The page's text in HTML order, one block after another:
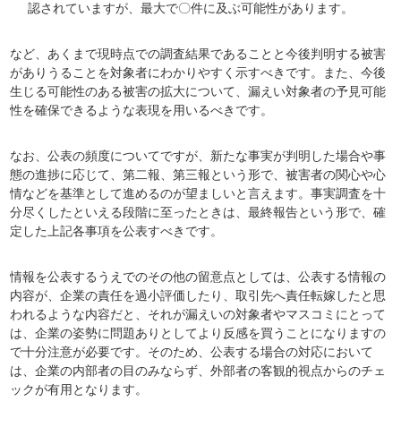
認されていますが、最大で〇件に及ぶ可能性があります。
など、あくまで現時点での調査結果であることと今後判明する被害
がありうることを対象者にわかりやすく示すべきです。また、今後
生じる可能性のある被害の拡大について、漏えい対象者の予見可能
性を確保できるような表現を用いるべきです。
なお、公表の頻度についてですが、新たな事実が判明した場合や事
態の進捗に応じて、第二報、第三報という形で、被害者の関心や心
情などを基準として進めるのが望ましいと言えます。事実調査を十
分尽くしたといえる段階に至ったときは、最終報告という形で、確
定した上記各事項を公表すべきです。
情報を公表するうえでのその他の留意点としては、公表する情報の
内容が、企業の責任を過小評価したり、取引先へ責任転嫁したと思
われるような内容だと、それが漏えいの対象者やマスコミにとって
は、企業の姿勢に問題ありとしてより反感を買うことになりますの
で十分注意が必要です。そのため、公表する場合の対応において
は、企業の内部者の目のみならず、外部者の客観的視点からのチェ
ックが有用となります。